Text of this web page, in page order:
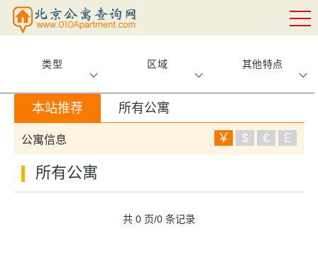
类型 区域 其他特点
本站推荐 所有公寓
公寓信息 ￥ $ € ￡
所有公寓
共 0 页/0 条记录